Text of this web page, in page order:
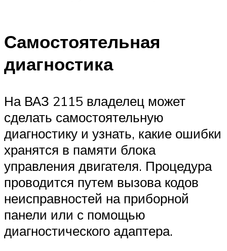
Самостоятельная
диагностика
На ВАЗ 2115 владелец может
сделать самостоятельную
диагностику и узнать, какие ошибки
хранятся в памяти блока
управления двигателя. Процедура
проводится путем вызова кодов
неисправностей на приборной
панели или с помощью
диагностического адаптера.